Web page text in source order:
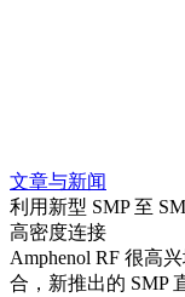
文章与新闻
利用新型 SMP 至
高密度连接
Amphenol RF 很高
合，新推出的 SMP